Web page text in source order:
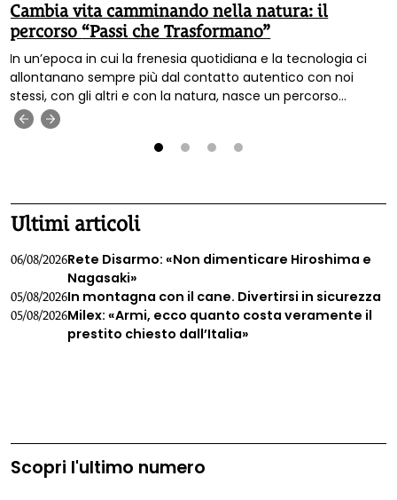
Cambia vita camminando nella natura: il
percorso “Passi che Trasformano”
In un’epoca in cui la frenesia quotidiana e la tecnologia ci
allontanano sempre più dal contatto autentico con noi
stessi, con gli altri e con la natura, nasce un percorso
innovativo pensato per ricreare questa connessione
essenziale. La Scuola Nature Life Coach di Passi che
trasformano, con sede nel cuore rigoglioso del Trentino,
attraverso esperienze immerse nel mondo naturale.
Ultimi articoli
06/08/2026Rete Disarmo: «Non dimenticare Hiroshima e
Nagasaki»
05/08/2026In montagna con il cane. Divertirsi in sicurezza
05/08/2026Milex: «Armi, ecco quanto costa veramente il
prestito chiesto dall’Italia»
Scopri l'ultimo numero